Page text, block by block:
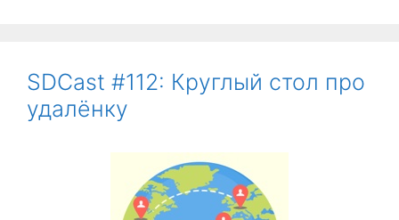
SDCast #112: Круглый стол про
удалёнку